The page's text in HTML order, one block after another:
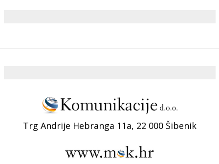
Trg Andrije Hebranga 11a, 22 000 Šibenik